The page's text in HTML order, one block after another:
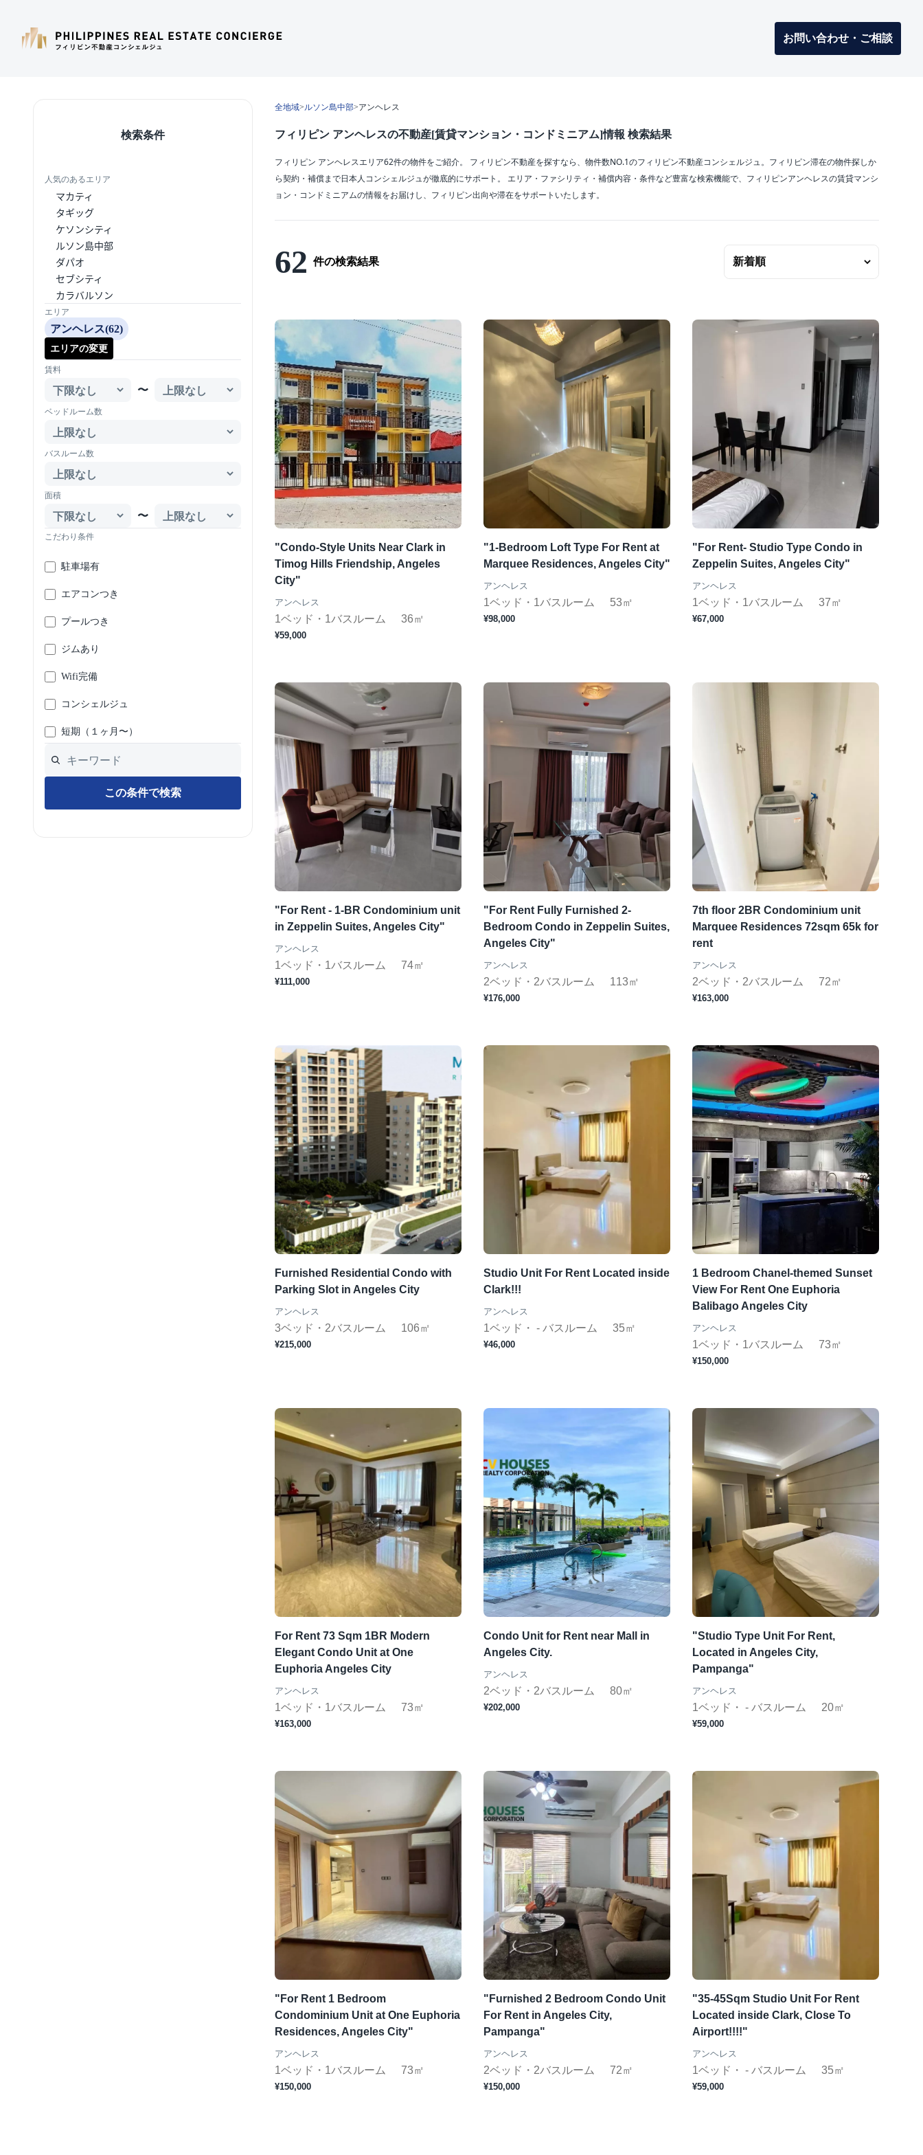
お問い合わせ・ご相談
検索条件
人気のあるエリア
マカティ
タギッグ
ケソンシティ
ルソン島中部
ダパオ
セブシティ
カラバルソン
エリア
アンヘレス(62)
エリアの変更
賃料
〜
ベッドルーム数
バスルーム数
面積
〜
こだわり条件
駐車場有
エアコンつき
プールつき
ジムあり
Wifi完備
コンシェルジュ
短期（１ヶ月〜）
この条件で検索
全地域>ルソン島中部>アンヘレス
フィリピン アンヘレスの不動産[賃貸マンション・コンドミニアム]情報 検索結果
フィリピン アンヘレスエリア62件の物件をご紹介。 フィリピン不動産を探すなら、物件数NO.1のフィリピン不動産コンシェルジュ。フィリピン滞在の物件探しか
ら契約・補償まで日本人コンシェルジュが徹底的にサポート。 エリア・ファシリティ・補償内容・条件など豊富な検索機能で、フィリピンアンヘレスの賃貸マンシ
ョン・コンドミニアムの情報をお届けし、フィリピン出向や滞在をサポートいたします。
62 件の検索結果
"Condo-Style Units Near Clark in
Timog Hills Friendship, Angeles
City"
アンヘレス
1ベッド・1バスルーム 36㎡
¥59,000
"1-Bedroom Loft Type For Rent at
Marquee Residences, Angeles City"
アンヘレス
1ベッド・1バスルーム 53㎡
¥98,000
"For Rent- Studio Type Condo in
Zeppelin Suites, Angeles City"
アンヘレス
1ベッド・1バスルーム 37㎡
¥67,000
"For Rent - 1-BR Condominium unit
in Zeppelin Suites, Angeles City"
アンヘレス
1ベッド・1バスルーム 74㎡
¥111,000
"For Rent Fully Furnished 2-
Bedroom Condo in Zeppelin Suites,
Angeles City"
アンヘレス
2ベッド・2バスルーム 113㎡
¥176,000
7th floor 2BR Condominium unit
Marquee Residences 72sqm 65k for
rent
アンヘレス
2ベッド・2バスルーム 72㎡
¥163,000
Furnished Residential Condo with
Parking Slot in Angeles City
アンヘレス
3ベッド・2バスルーム 106㎡
¥215,000
Studio Unit For Rent Located inside
Clark!!!
アンヘレス
1ベッド・ - バスルーム 35㎡
¥46,000
1 Bedroom Chanel-themed Sunset
View For Rent One Euphoria
Balibago Angeles City
アンヘレス
1ベッド・1バスルーム 73㎡
¥150,000
For Rent 73 Sqm 1BR Modern
Elegant Condo Unit at One
Euphoria Angeles City
アンヘレス
1ベッド・1バスルーム 73㎡
¥163,000
Condo Unit for Rent near Mall in
Angeles City.
アンヘレス
2ベッド・2バスルーム 80㎡
¥202,000
"Studio Type Unit For Rent,
Located in Angeles City,
Pampanga"
アンヘレス
1ベッド・ - バスルーム 20㎡
¥59,000
"For Rent 1 Bedroom
Condominium Unit at One Euphoria
Residences, Angeles City"
アンヘレス
1ベッド・1バスルーム 73㎡
¥150,000
"Furnished 2 Bedroom Condo Unit
For Rent in Angeles City,
Pampanga"
アンヘレス
2ベッド・2バスルーム 72㎡
¥150,000
"35-45Sqm Studio Unit For Rent
Located inside Clark, Close To
Airport!!!!"
アンヘレス
1ベッド・ - バスルーム 35㎡
¥59,000